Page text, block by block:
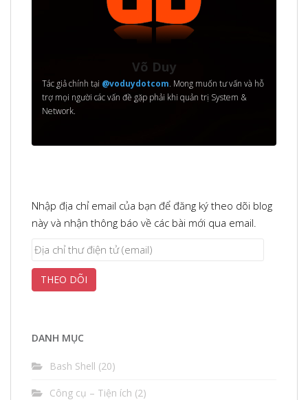
Võ Duy
Tác giả chính tại @voduydotcom. Mong muốn tư vấn và hỗ
trợ mọi người các vấn đề gặp phải khi quản trị System &
Network.
Nhập địa chỉ email của bạn để đăng ký theo dõi blog
này và nhận thông báo về các bài mới qua email.
Địa
thư
(email)
THEO DÕI
DANH MỤC
Bash Shell (20)
Công cụ – Tiện ích (2)